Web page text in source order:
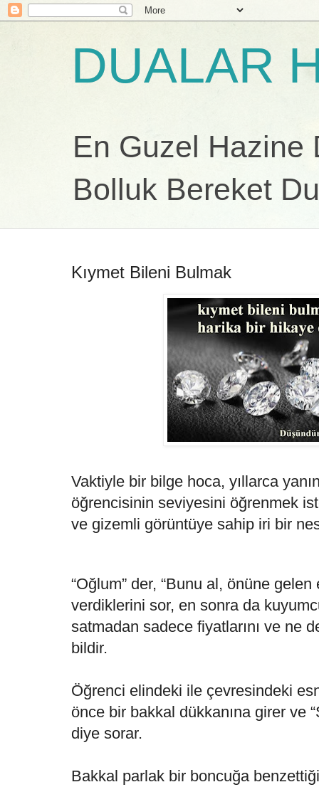
DUALAR
En Guzel Hazine
Bolluk Bereket
Kıymet Bileni Bulmak
Vaktiyle bir bilge hoca, yıllarca
öğrencisinin seviyesini öğrenmek
ve gizemli görüntüye sahip iri bir
“Oğlum” der, “Bunu al, önüne
verdiklerini sor, en sonra da
satmadan sadece fiyatlarını ve ne
bildir.
Öğrenci elindeki ile çevresindeki
önce bir bakkal dükkanına girer ve
diye sorar.
Bakkal parlak bir boncuğa